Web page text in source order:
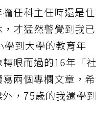
任科主任時還是住
才猛然警覺到我已
到大學的教育年
眼而過的16年「社
兩個專欄文章，希
，75歲的我還學到